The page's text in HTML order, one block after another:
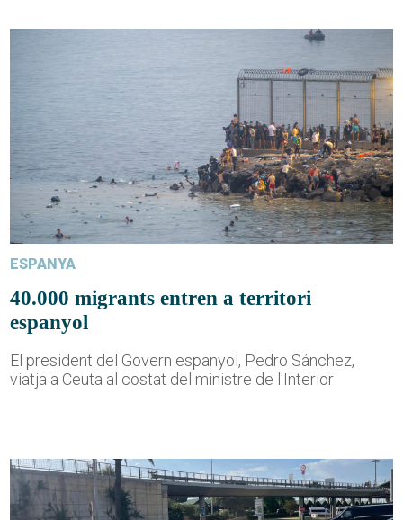
ESPANYA
40.000 migrants entren a territori
espanyol
El president del Govern espanyol, Pedro Sánchez,
viatja a Ceuta al costat del ministre de l'Interior